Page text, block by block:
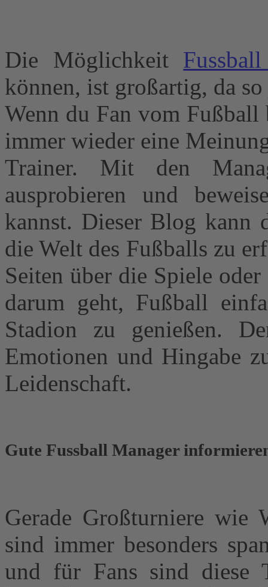
Die Möglichkeit
können, ist großartig, da
Wenn du Fan vom
immer wieder eine
Trainer. Mit den
ausprobieren und
kannst. Dieser Blog kann
die Welt des Fußballs zu
Seiten über die Spiele
darum geht, Fußball
Stadion zu genießen.
Emotionen und Hingabe
Leidenschaft.
Gute Fussball Manager
Gerade Großturniere wie
sind immer besonders
und für Fans sind diese